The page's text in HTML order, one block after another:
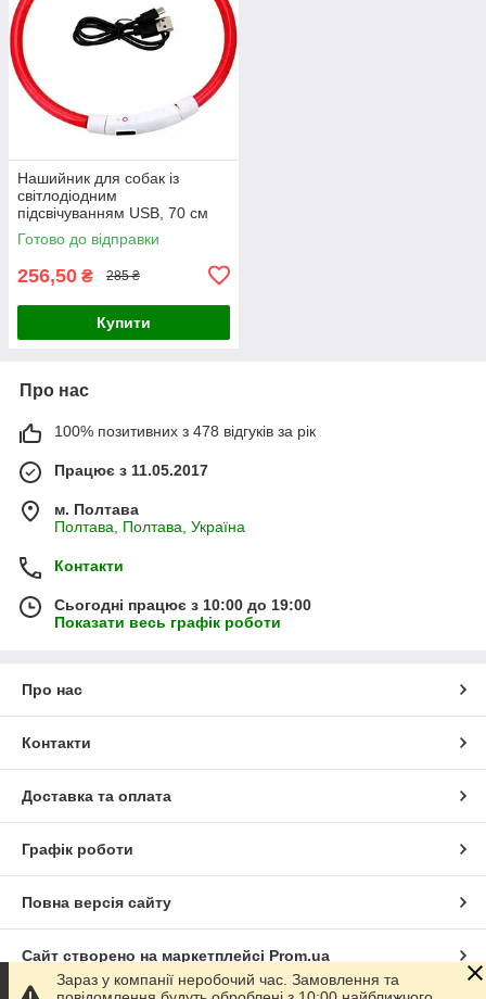
Нашийник для собак із
світлодіодним
підсвічуванням USB, 70 см
червоний
Готово до відправки
256,50 ₴ 285 ₴
Купити
Про нас
100% позитивних з 478 відгуків за рік
Працює з 11.05.2017
м. Полтава
Полтава, Полтава, Україна
Контакти
Сьогодні працює з 10:00 до 19:00
Показати весь графік роботи
Про нас
Контакти
Доставка та оплата
Графік роботи
Повна версія сайту
Сайт створено на маркетплейсі Prom.ua
Зараз у компанії неробочий час. Замовлення та